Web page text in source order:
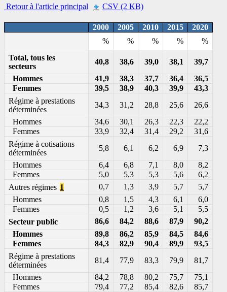
Retour à l'article principal CSV (2 KB)
2000 2005 2010 2015
2020
%
% % %
%
Total, tous les
secteurs
40,8 38,6 39,0 38,1
39,7
Hommes
41,9 38,3 37,7 36,4
36,5
Femmes
39,5 38,9 40,3 39,9
43,3
Régime à prestations
déterminées
34,3 31,2 28,8 25,6
26,6
Hommes
34,6 30,1 26,3 22,3
22,2
Femmes
33,9 32,4 31,4 29,2
31,6
Régime à cotisations
déterminées
5,8 6,1 6,2 6,9
7,3
Hommes
6,4 6,8 7,1 8,0
8,2
Femmes
5,0 5,3 5,3 5,6
6,2
Autres régimes 1 0,7 1,3 3,9 5,7
5,7
Hommes
0,8 1,5 4,3 6,1
6,0
Femmes
0,5 1,2 3,6 5,1
5,5
Secteur public
86,6 84,2 88,6 87,9
90,2
Hommes
89,8 86,2 85,9 84,5
84,6
Femmes
84,3 82,9 90,4 89,9
93,5
Régime à prestations
déterminées
81,4 77,9 83,3 79,9
81,7
Hommes
84,2 78,8 80,2 75,7
75,1
Femmes
79,4 77,2 85,4 82,6
85,7